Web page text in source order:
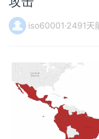
iso60001·2491天